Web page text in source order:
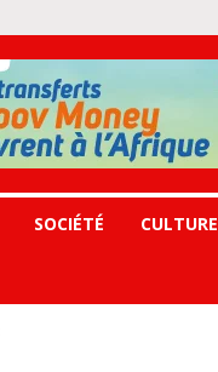
SOCIÉTÉ CULTURE